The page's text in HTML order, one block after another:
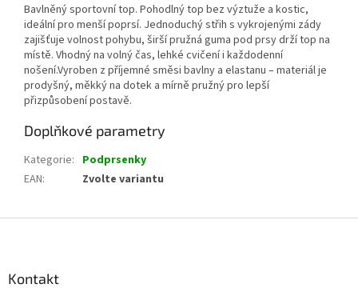
Bavlněný sportovní top. Pohodlný top bez výztuže a kostic,
ideální pro menší poprsí. Jednoduchý střih s vykrojenými zády
zajišťuje volnost pohybu, širší pružná guma pod prsy drží top na
místě. Vhodný na volný čas, lehké cvičení i každodenní
nošení.Vyroben z příjemné směsi bavlny a elastanu – materiál je
prodyšný, měkký na dotek a mírně pružný pro lepší
přizpůsobení postavě.
Doplňkové parametry
Kategorie: Podprsenky
EAN: Zvolte variantu
Kontakt